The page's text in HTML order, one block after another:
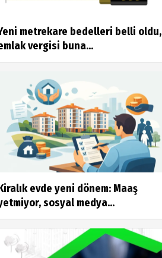
metrekare bedelleri belli oldu,
vergisi buna...
evde yeni dönem: Maaş
sosyal medya...